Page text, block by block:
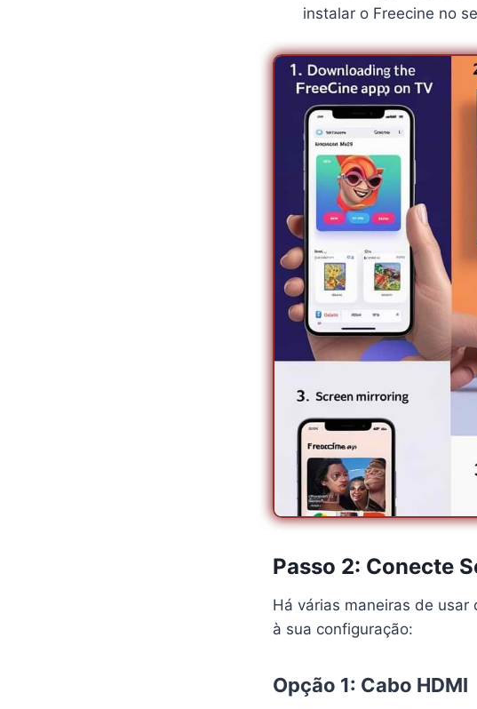
instalar o Freecine no
Passo 2: Conecte
Há várias maneiras de usar
à sua configuração:
Opção 1: Cabo HDMI